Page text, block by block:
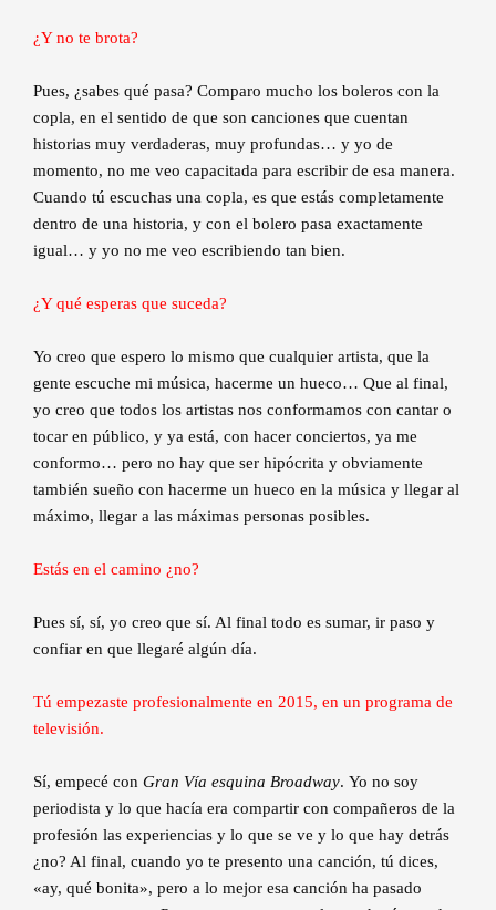
¿Y no te brota?
Pues, ¿sabes qué pasa? Comparo mucho los boleros con la
copla, en el sentido de que son canciones que cuentan
historias muy verdaderas, muy profundas… y yo de
momento, no me veo capacitada para escribir de esa manera.
Cuando tú escuchas una copla, es que estás completamente
dentro de una historia, y con el bolero pasa exactamente
igual… y yo no me veo escribiendo tan bien.
¿Y qué esperas que suceda?
Yo creo que espero lo mismo que cualquier artista, que la
gente escuche mi música, hacerme un hueco… Que al final,
yo creo que todos los artistas nos conformamos con cantar o
tocar en público, y ya está, con hacer conciertos, ya me
conformo… pero no hay que ser hipócrita y obviamente
también sueño con hacerme un hueco en la música y llegar al
máximo, llegar a las máximas personas posibles.
Estás en el camino ¿no?
Pues sí, sí, yo creo que sí. Al final todo es sumar, ir paso y
confiar en que llegaré algún día.
Tú empezaste profesionalmente en 2015, en un programa de
televisión.
Sí, empecé con Gran Vía esquina Broadway. Yo no soy
periodista y lo que hacía era compartir con compañeros de la
profesión las experiencias y lo que se ve y lo que hay detrás
¿no? Al final, cuando yo te presento una canción, tú dices,
«ay, qué bonita», pero a lo mejor esa canción ha pasado